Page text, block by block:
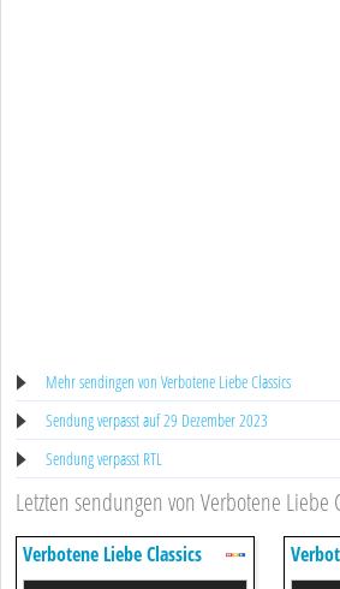
Mehr sendingen von Verbotene Liebe Classics
Sendung verpasst auf 29 Dezember 2023
Sendung verpasst RTL
Letzten sendungen von Verbotene Liebe
Verbotene Liebe Classics